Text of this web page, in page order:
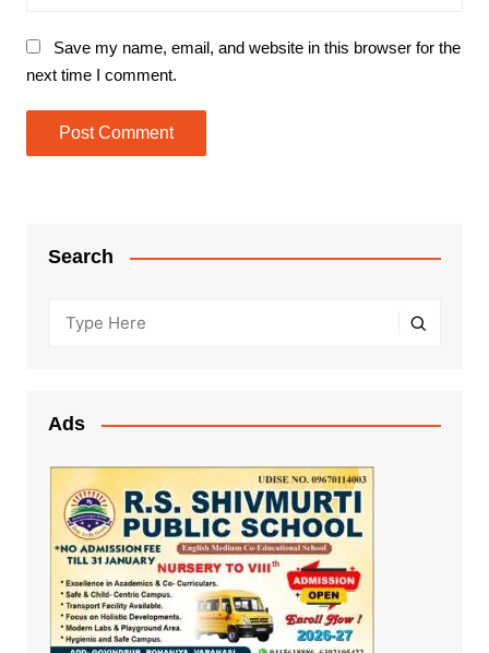
Save my name, email, and website in this browser for the
next time I comment.
Search
Ads